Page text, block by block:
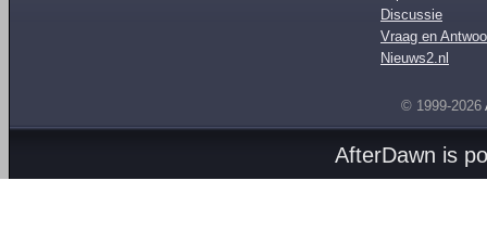
Discussie
Vraag en
Nieuws2.nl
© 1999-2026
AfterDawn is